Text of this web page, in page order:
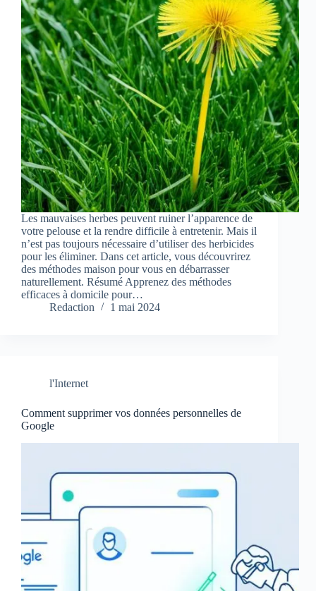
Les mauvaises herbes peuvent ruiner l’apparence de
votre pelouse et la rendre difficile à entretenir. Mais il
n’est pas toujours nécessaire d’utiliser des herbicides
pour les éliminer. Dans cet article, vous découvrirez
des méthodes maison pour vous en débarrasser
naturellement. Résumé Apprenez des méthodes
efficaces à domicile pour…
Redaction
1 mai 2024
l'Internet
Comment supprimer vos données personnelles de
Google